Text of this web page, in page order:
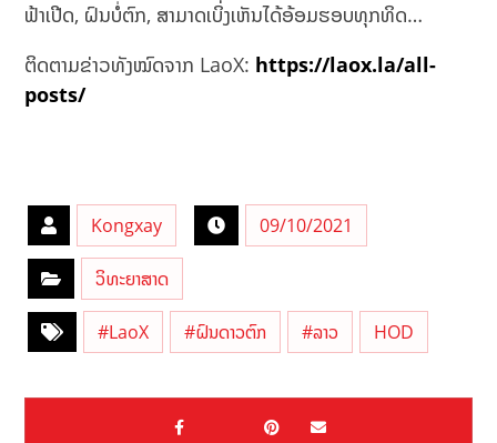
ຟ້າເປີດ, ຝົນບໍ່ຕົກ, ສາມາດເບິ່ງເຫັນໄດ້ອ້ອມຮອບທຸກທິດ…
ຕິດຕາມຂ່າວທັງໝົດຈາກ LaoX: https://laox.la/all-
posts/
Kongxay 09/10/2021
ວິທະຍາສາດ
#LaoX ​#ຝົນດາວຕົກ #ລາວ HOD